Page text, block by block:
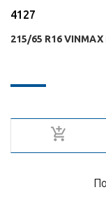
4127
215/65 R16